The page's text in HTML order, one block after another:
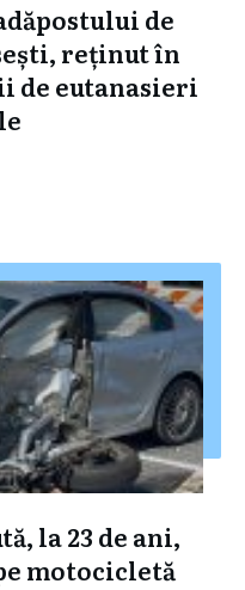
de
reținut în
de eutanasieri
la 23 de ani,
motocicletă